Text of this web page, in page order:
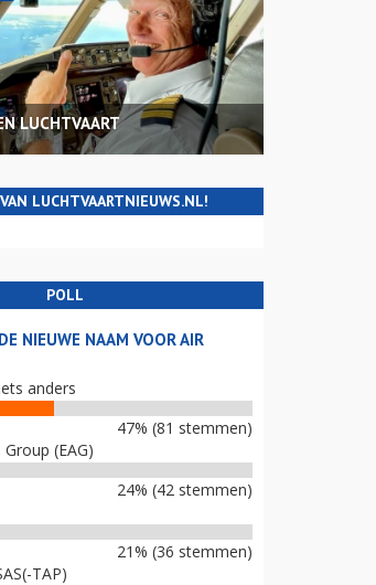
LUCHTVAART
LUCHTVAARTNIEUWS.NL!
POLL
NIEUWE NAAM VOOR AIR
anders
47% (81 stemmen)
(EAG)
24% (42 stemmen)
21% (36 stemmen)
TAP)